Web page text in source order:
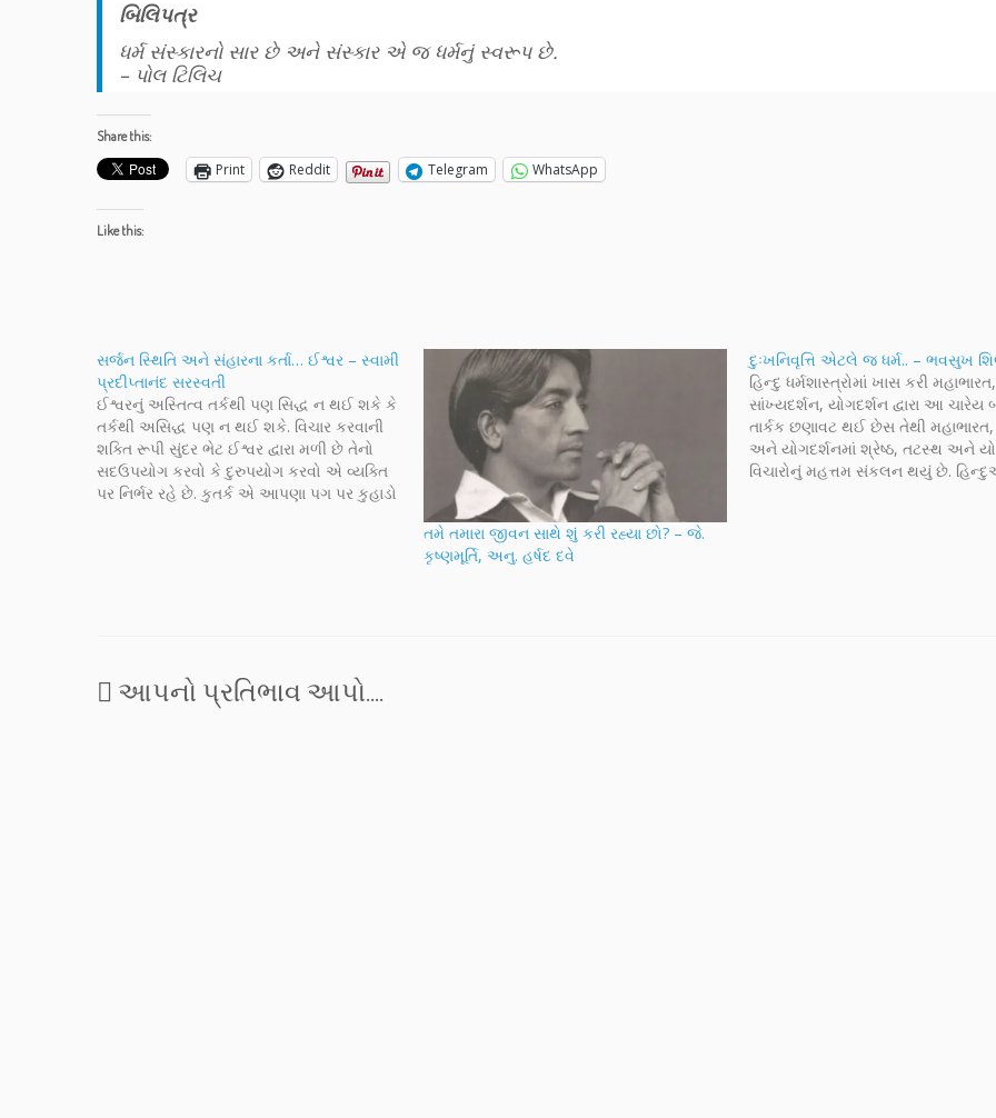
બિલિપત્ર
ધર્મ સંસ્કારનો સાર છે અને સંસ્કાર એ જ ધર્મનું સ્વરૂપ છે.
– પોલ ટિલિચ
Share this:
Print Reddit Telegram WhatsApp
Like this:
સર્જન સ્થિતિ અને સંહારના કર્તા… ઈશ્વર – સ્વામી
પ્રદીપ્તાનંદ સરસ્વતી
ઈશ્વરનું અસ્તિત્વ તર્કથી પણ સિદ્ધ ન થઈ શકે કે
તર્કથી અસિદ્ધ પણ ન થઈ શકે. વિચાર કરવાની
શક્તિ રૂપી સુંદર ભેટ ઈશ્વર દ્વારા મળી છે તેનો
સદઉપયોગ કરવો કે દુરુપયોગ કરવો એ વ્યક્તિ
પર નિર્ભર રહે છે. કુતર્ક એ આપણા પગ પર કુહાડો
તમે તમારા જીવન સાથે શું કરી રહ્યા છો? – જે.
કૃષ્ણમૂર્તિ, અનુ. હર્ષદ દવે
દુઃખનિવૃત્તિ એટલે જ ધર્મ.. – ભવસુખ
હિન્દુ ધર્મશાસ્ત્રોમાં ખાસ કરી મહાભારત,
સાંખ્યદર્શન, યોગદર્શન દ્વારા આ ચારેય
તાર્કક છણાવટ થઈ છેસ તેથી
અને યોગદર્શનમાં શ્રેષ્ઠ, તટસ્થ અને
વિચારોનું મહત્તમ સંકલન થયું છે.
આપનો પ્રતિભાવ આપો....